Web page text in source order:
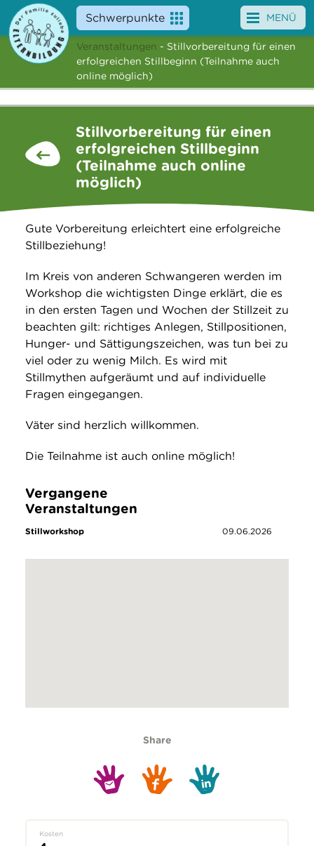
Schwerpunkte
Angebote
Veranstaltungen
Service
MENÜ
Veranstaltungen - Stillvorbereitung für einen
erfolgreichen Stillbeginn (Teilnahme auch
online möglich)
Stillvorbereitung für einen
erfolgreichen Stillbeginn
(Teilnahme auch online
möglich)
Gute Vorbereitung erleichtert eine erfolgreiche
Stillbeziehung!
Im Kreis von anderen Schwangeren werden im
Workshop die wichtigsten Dinge erklärt, die es
in den ersten Tagen und Wochen der Stillzeit zu
beachten gilt: richtiges Anlegen, Stillpositionen,
Hunger- und Sättigungszeichen, was tun bei zu
viel oder zu wenig Milch. Es wird mit
Stillmythen aufgeräumt und auf individuelle
Fragen eingegangen.
Väter sind herzlich willkommen.
Die Teilnahme ist auch online möglich!
Vergangene
Veranstaltungen
Stillworkshop 09.06.2026
Share
Kosten